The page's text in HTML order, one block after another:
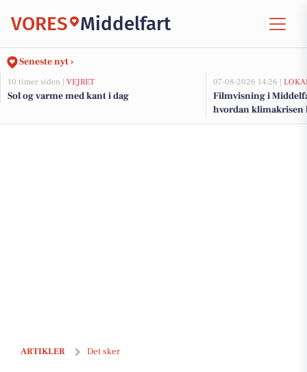
VORES Middelfart
Seneste nyt ›
10 timer siden | VEJRET
Sol og varme med kant i dag
07-08-2026 14:26 |
Filmvisning i
hvordan klimakrisen
mennesker med
ARTIKLER Det sker
Festlig aften med cocktails og keramik hos Kreaværk